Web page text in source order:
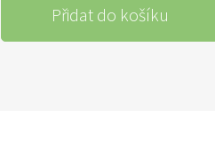
Přidat do košíku